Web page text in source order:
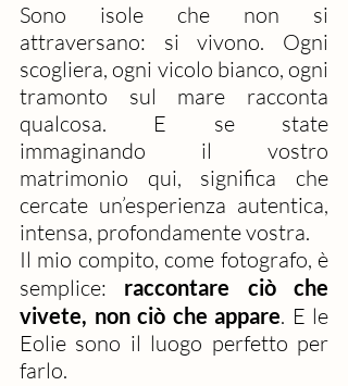
Sono isole che non si
attraversano: si vivono. Ogni
scogliera, ogni vicolo bianco, ogni
tramonto sul mare racconta
qualcosa. E se state
immaginando il vostro
matrimonio qui, significa che
cercate un’esperienza autentica,
intensa, profondamente vostra.
Il mio compito, come fotografo, è
semplice: raccontare ciò che
vivete, non ciò che appare. E le
Eolie sono il luogo perfetto per
farlo.